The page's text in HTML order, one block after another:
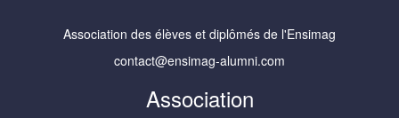
Association des élèves et diplômés de l'Ensimag
contact@ensimag-alumni.com
Association